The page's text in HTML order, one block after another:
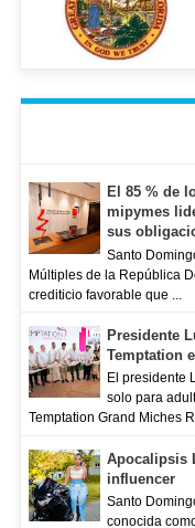
El 85 % de
mipymes
sus
Santo
Múltiples de la República
crediticio favorable que ...
Presidente
Temptation
El presidente
solo para
Temptation Grand Miches
Apocalipsis
influencer
Santo
conocida